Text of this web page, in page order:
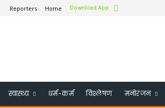
Reporters Home Download App
स्वास्थ्य धर्म-कर्म विश्लेषण मनोरंजन